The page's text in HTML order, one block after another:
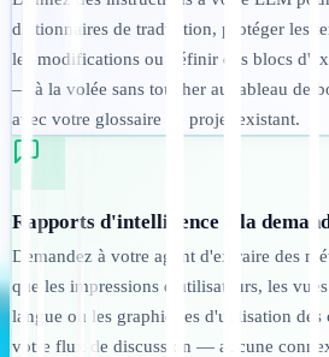
dictionnaires de traduction, protéger les
les modifications ou définir des blocs
— à la volée sans toucher au tableau de
avec votre glossaire de projet existant.
Rapports d'intelligence à la
Demandez à votre agent d'extraire des
que les impressions d'utilisateurs, les
langue ou les graphiques d'utilisation des
votre flux de discussion — aucune